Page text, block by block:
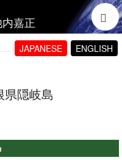
嘉正
JAPANESE ENGLISH
隠岐島